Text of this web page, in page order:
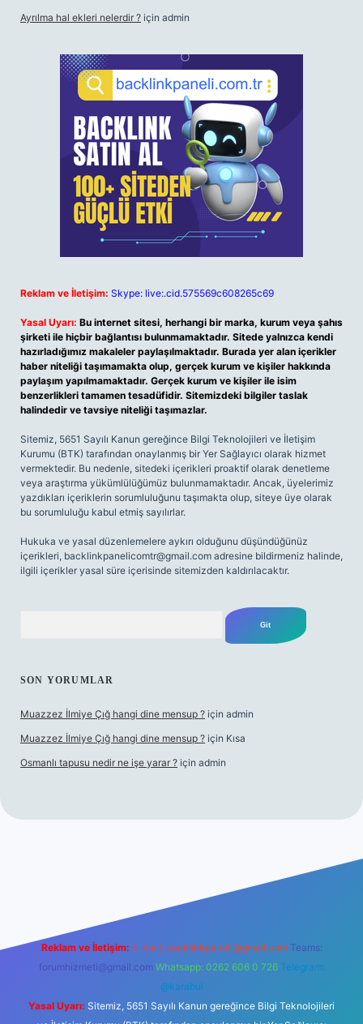
Ayrılma hal ekleri nelerdir ? için admin
Reklam ve İletişim: Skype: live:.cid.575569c608265c69
Yasal Uyarı: Bu internet sitesi, herhangi bir marka, kurum veya şahıs
şirketi ile hiçbir bağlantısı bulunmamaktadır. Sitede yalnızca kendi
hazırladığımız makaleler paylaşılmaktadır. Burada yer alan içerikler
haber niteliği taşımamakta olup, gerçek kurum ve kişiler hakkında
paylaşım yapılmamaktadır. Gerçek kurum ve kişiler ile isim
benzerlikleri tamamen tesadüfidir. Sitemizdeki bilgiler taslak
halindedir ve tavsiye niteliği taşımazlar.
Sitemiz, 5651 Sayılı Kanun gereğince Bilgi Teknolojileri ve İletişim
Kurumu (BTK) tarafından onaylanmış bir Yer Sağlayıcı olarak hizmet
vermektedir. Bu nedenle, sitedeki içerikleri proaktif olarak denetleme
veya araştırma yükümlülüğümüz bulunmamaktadır. Ancak, üyelerimiz
yazdıkları içeriklerin sorumluluğunu taşımakta olup, siteye üye olarak
bu sorumluluğu kabul etmiş sayılırlar.
Hukuka ve yasal düzenlemelere aykırı olduğunu düşündüğünüz
içerikleri, backlinkpanelicomtr@gmail.com adresine bildirmeniz halinde,
ilgili içerikler yasal süre içerisinde sitemizden kaldırılacaktır.
SON YORUMLAR
Muazzez İlmiye Çığ hangi dine mensup ? için admin
Muazzez İlmiye Çığ hangi dine mensup ? için Kısa
Osmanlı tapusu nedir ne işe yarar ? için admin
Reklam ve İletişim: E-mail: backlinkpaneli@gmail.com Teams:
forumhizmeti@gmail.com Whatsapp: 0262 606 0 726 Telegram:
@karabul
Yasal Uyarı: Sitemiz, 5651 Sayılı Kanun gereğince Bilgi Teknolojileri